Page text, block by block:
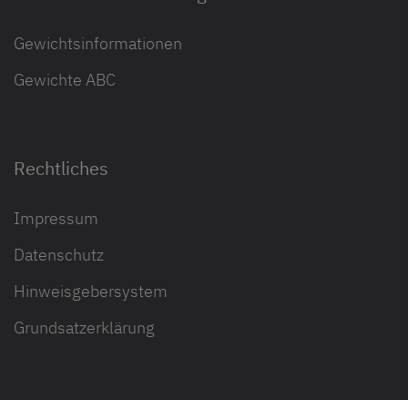
Gewichtsinformationen
Gewichte ABC
Rechtliches
Impressum
Datenschutz
Hinweisgebersystem
Grundsatzerklärung